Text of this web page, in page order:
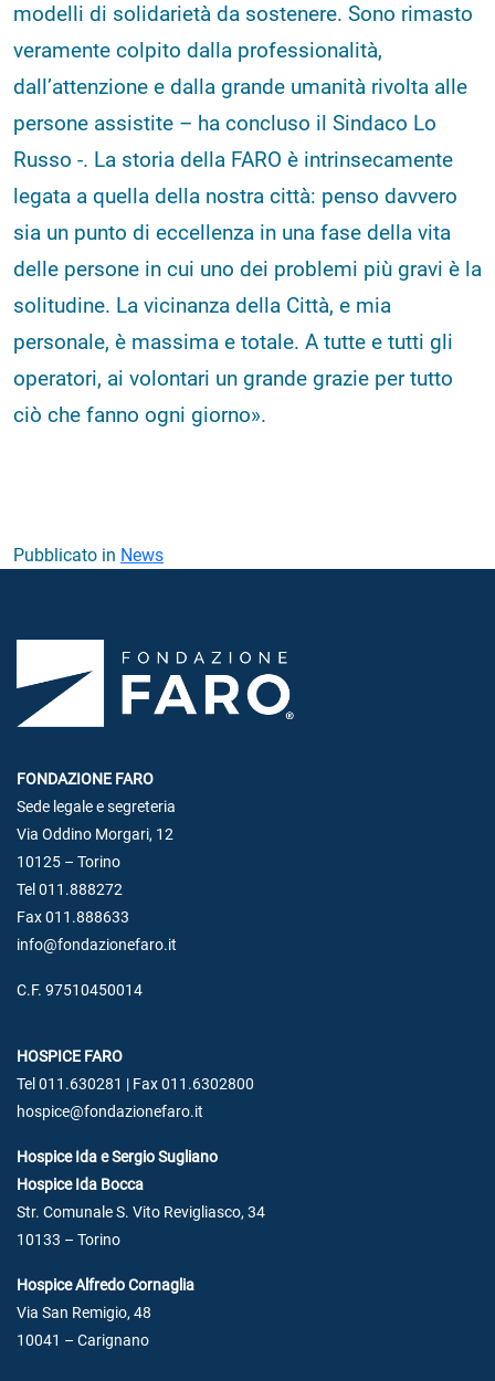
modelli di solidarietà da sostenere. Sono rimasto
veramente colpito dalla professionalità,
dall’attenzione e dalla grande umanità rivolta alle
persone assistite – ha concluso il Sindaco Lo
Russo -. La storia della FARO è intrinsecamente
legata a quella della nostra città: penso davvero
sia un punto di eccellenza in una fase della vita
delle persone in cui uno dei problemi più gravi è la
solitudine. La vicinanza della Città, e mia
personale, è massima e totale. A tutte e tutti gli
operatori, ai volontari un grande grazie per tutto
ciò che fanno ogni giorno».
Pubblicato in News
FONDAZIONE FARO
Sede legale e segreteria
Via Oddino Morgari, 12
10125 – Torino
Tel 011.888272
Fax 011.888633
info@fondazionefaro.it
C.F. 97510450014
HOSPICE FARO
Tel 011.630281 | Fax 011.6302800
hospice@fondazionefaro.it
Hospice Ida e Sergio Sugliano
Hospice Ida Bocca
Str. Comunale S. Vito Revigliasco, 34
10133 – Torino
Hospice Alfredo Cornaglia
Via San Remigio, 48
10041 – Carignano